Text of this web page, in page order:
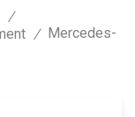
/
/ Mercedes-